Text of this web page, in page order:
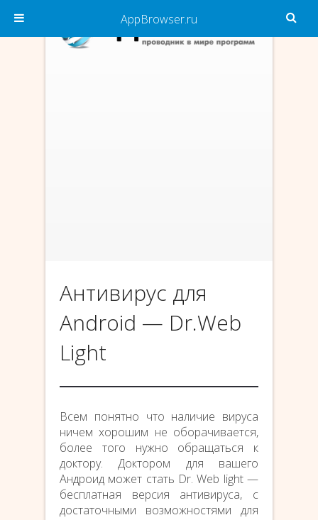
Антивирус для
Android — Dr.Web
Light
Всем понятно что наличие вируса
ничем хорошим не оборачивается,
более того нужно обращаться к
доктору. Доктором для вашего
Андроид может стать Dr. Web light —
бесплатная версия антивируса, с
достаточными возможностями для
AppBrowser.ru